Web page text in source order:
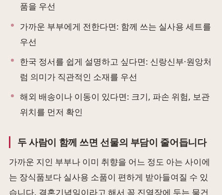
품을 우선
가까운 부부에게 전한다면: 함께 쓰는 실사용 세트를
우선
한국 정서를 쉽게 설명하고 싶다면: 신랑신부·원앙처
럼 의미가 직관적인 소재를 우선
해외 배송이나 이동이 있다면: 크기, 파손 위험, 보관
위치를 먼저 확인
두 사람이 함께 쓰면 선물의 부담이 줄어듭니다
가까운 지인 부부나 이미 취향을 어느 정도 아는 사이에
는 장식품보다 실사용 소품이 편하게 받아들여질 수 있
습니다. 결혼기념일이라고 해서 꼭 진열장에 두는 물건